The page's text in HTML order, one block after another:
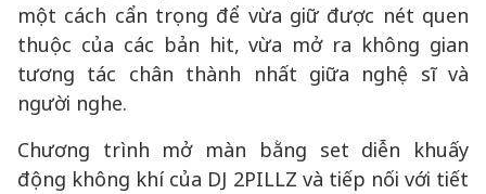
một cách cẩn trọng để vừa giữ được nét quen
thuộc của các bản hit, vừa mở ra không gian
tương tác chân thành nhất giữa nghệ sĩ và
người nghe.
Chương trình mở màn bằng set diễn khuấy
động không khí của DJ 2PILLZ và tiếp nối với tiết